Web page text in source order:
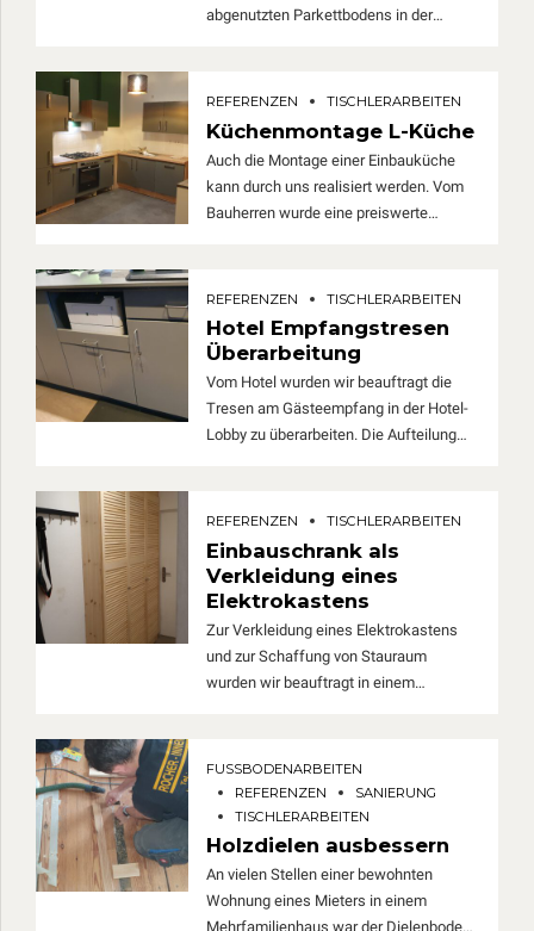
abgenutzten Parkettbodens in der
Fußboden fast wie neu.
REFERENZEN TISCHLERARBEITEN
Küchenmontage L-Küche
Auch die Montage einer Einbauküche
kann durch uns realisiert werden. Vom
Bauherren wurde eine preiswerte
Verfügung gestellt und bei uns die
Montage der Elemente beauftragt. Die
Besonderheiten der Architektur und
Medienanschlüsse vor Ort konnten
durch einzelne Sonderlösungen
Rechnung getragen werden.
REFERENZEN TISCHLERARBEITEN
Hotel Empfangstresen
Überarbeitung
Vom Hotel wurden wir beauftragt die
Tresen am Gästeempfang in der Hotel-
Lobby zu überarbeiten. Die Aufteilung
wurde den aktuellen
Nutzungsbedingungen der Mitarbeiter
entsprechend angepasst. Zusätzlich
musste auch der Sicherheit und den
getragen und zahlreiche Fächer
abschließbar gemacht werden.
REFERENZEN TISCHLERARBEITEN
Einbauschrank als
Verkleidung eines
Elektrokastens
Zur Verkleidung eines Elektrokastens
und zur Schaffung von Stauraum
wurden wir beauftragt in einem
Einbauschrank vor Ort gefertigt und
montiert.
FUSSBODENARBEITEN
REFERENZEN
SANIERUNG
TISCHLERARBEITEN
Holzdielen ausbessern
An vielen Stellen einer bewohnten
Wohnung eines Mieters in einem
Mehrfamilienhaus war der Dielenboden